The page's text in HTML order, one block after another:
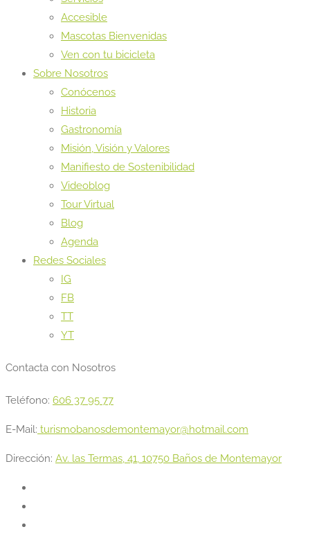
Accesible
Mascotas Bienvenidas
Ven con tu bicicleta
Sobre Nosotros
Conócenos
Historia
Gastronomía
Misión, Visión y Valores
Manifiesto de Sostenibilidad
Videoblog
Tour Virtual
Blog
Agenda
Redes Sociales
IG
FB
TT
YT
Contacta con Nosotros
Teléfono: 606 37 95 77
E-Mail: turismobanosdemontemayor@hotmail.com
Dirección: Av. las Termas, 41, 10750 Baños de Montemayor